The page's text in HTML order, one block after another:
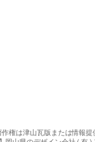
権は津山瓦版または情報